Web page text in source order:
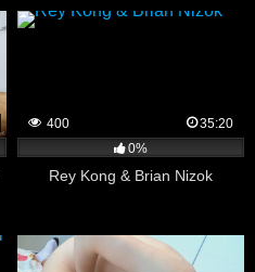
400
35:20
0%
Rey Kong & Brian Nizok